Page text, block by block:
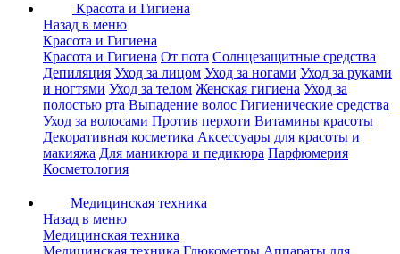
Красота и Гигиена
Назад в меню
Красота и Гигиена
Красота и Гигиена От пота Солнцезащитные средства
Депиляция Уход за лицом Уход за ногами Уход за руками
и ногтями Уход за телом Женская гигиена Уход за
полостью рта Выпадение волос Гигиенические средства
Уход за волосами Против перхоти Витамины красоты
Декоративная косметика Аксессуары для красоты и
макияжа Для маникюра и педикюра Парфюмерия
Косметология
Медицинская техника
Назад в меню
Медицинская техника
Медицинская техника Глюкометры Аппараты для